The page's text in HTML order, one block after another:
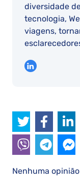
diversidade
tecnologia,
viagens,
Nenhuma opinião